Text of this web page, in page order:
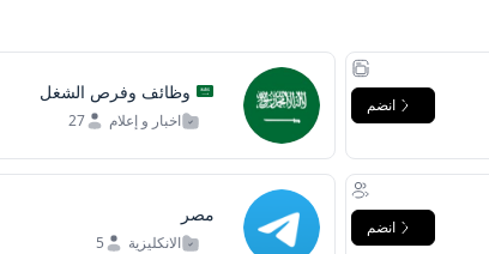
انضم
وظائف وفرص الشغل
بالسعوديةاخبار و إعلام 27
انضم
مصر
الانكليزية 5